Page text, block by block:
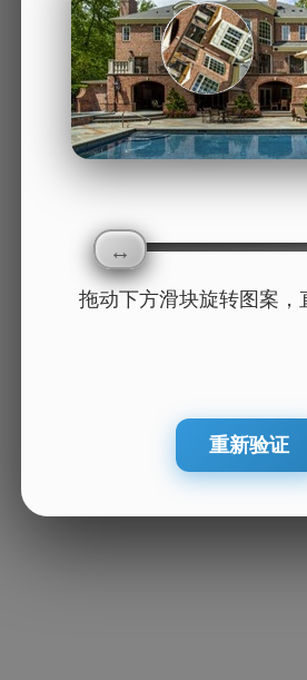
拖动下方滑块旋转图案，
重新验证